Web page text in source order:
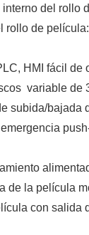
del rollo
rollo de
HMI fácil de
variable de
subida/bajada
de la película
con salida